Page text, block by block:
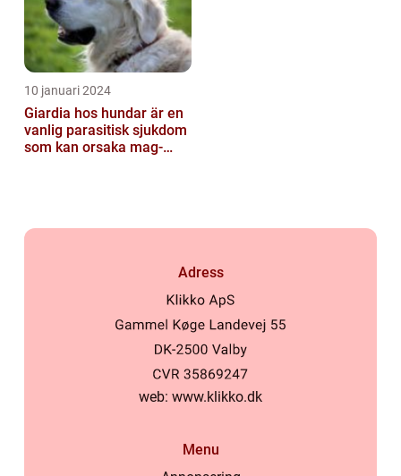
10 januari 2024
Giardia hos hundar är en
vanlig parasitisk sjukdom
som kan orsaka mag-
Adress
web: www.klikko.dk
Menu